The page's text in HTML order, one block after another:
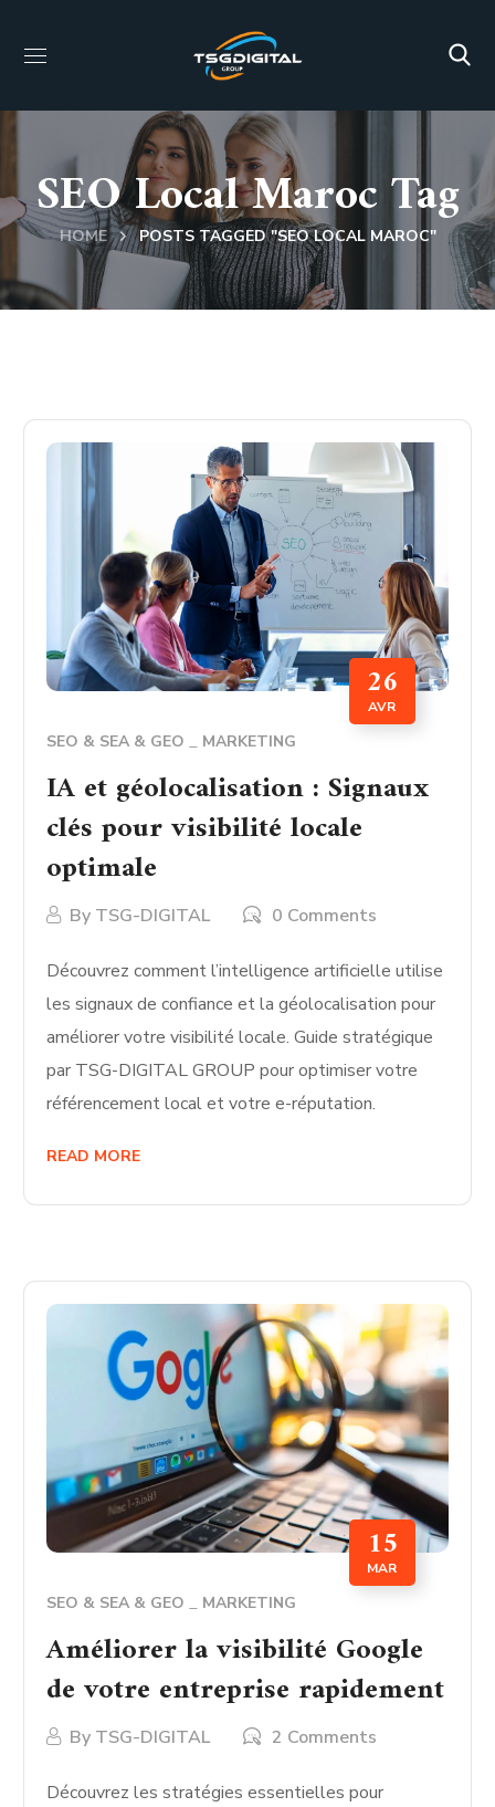
SEO Local Maroc Tag
HOME POSTS TAGGED "SEO LOCAL MAROC"
26
AVR
SEO & SEA & GEO MARKETING
IA et géolocalisation : Signaux
clés pour visibilité locale
optimale
By TSG-DIGITAL 0 Comments
Découvrez comment l’intelligence artificielle utilise
les signaux de confiance et la géolocalisation pour
améliorer votre visibilité locale. Guide stratégique
par TSG-DIGITAL GROUP pour optimiser votre
référencement local et votre e-réputation.
READ MORE
15
MAR
SEO & SEA & GEO MARKETING
Améliorer la visibilité Google
de votre entreprise rapidement
By TSG-DIGITAL 2 Comments
Découvrez les stratégies essentielles pour